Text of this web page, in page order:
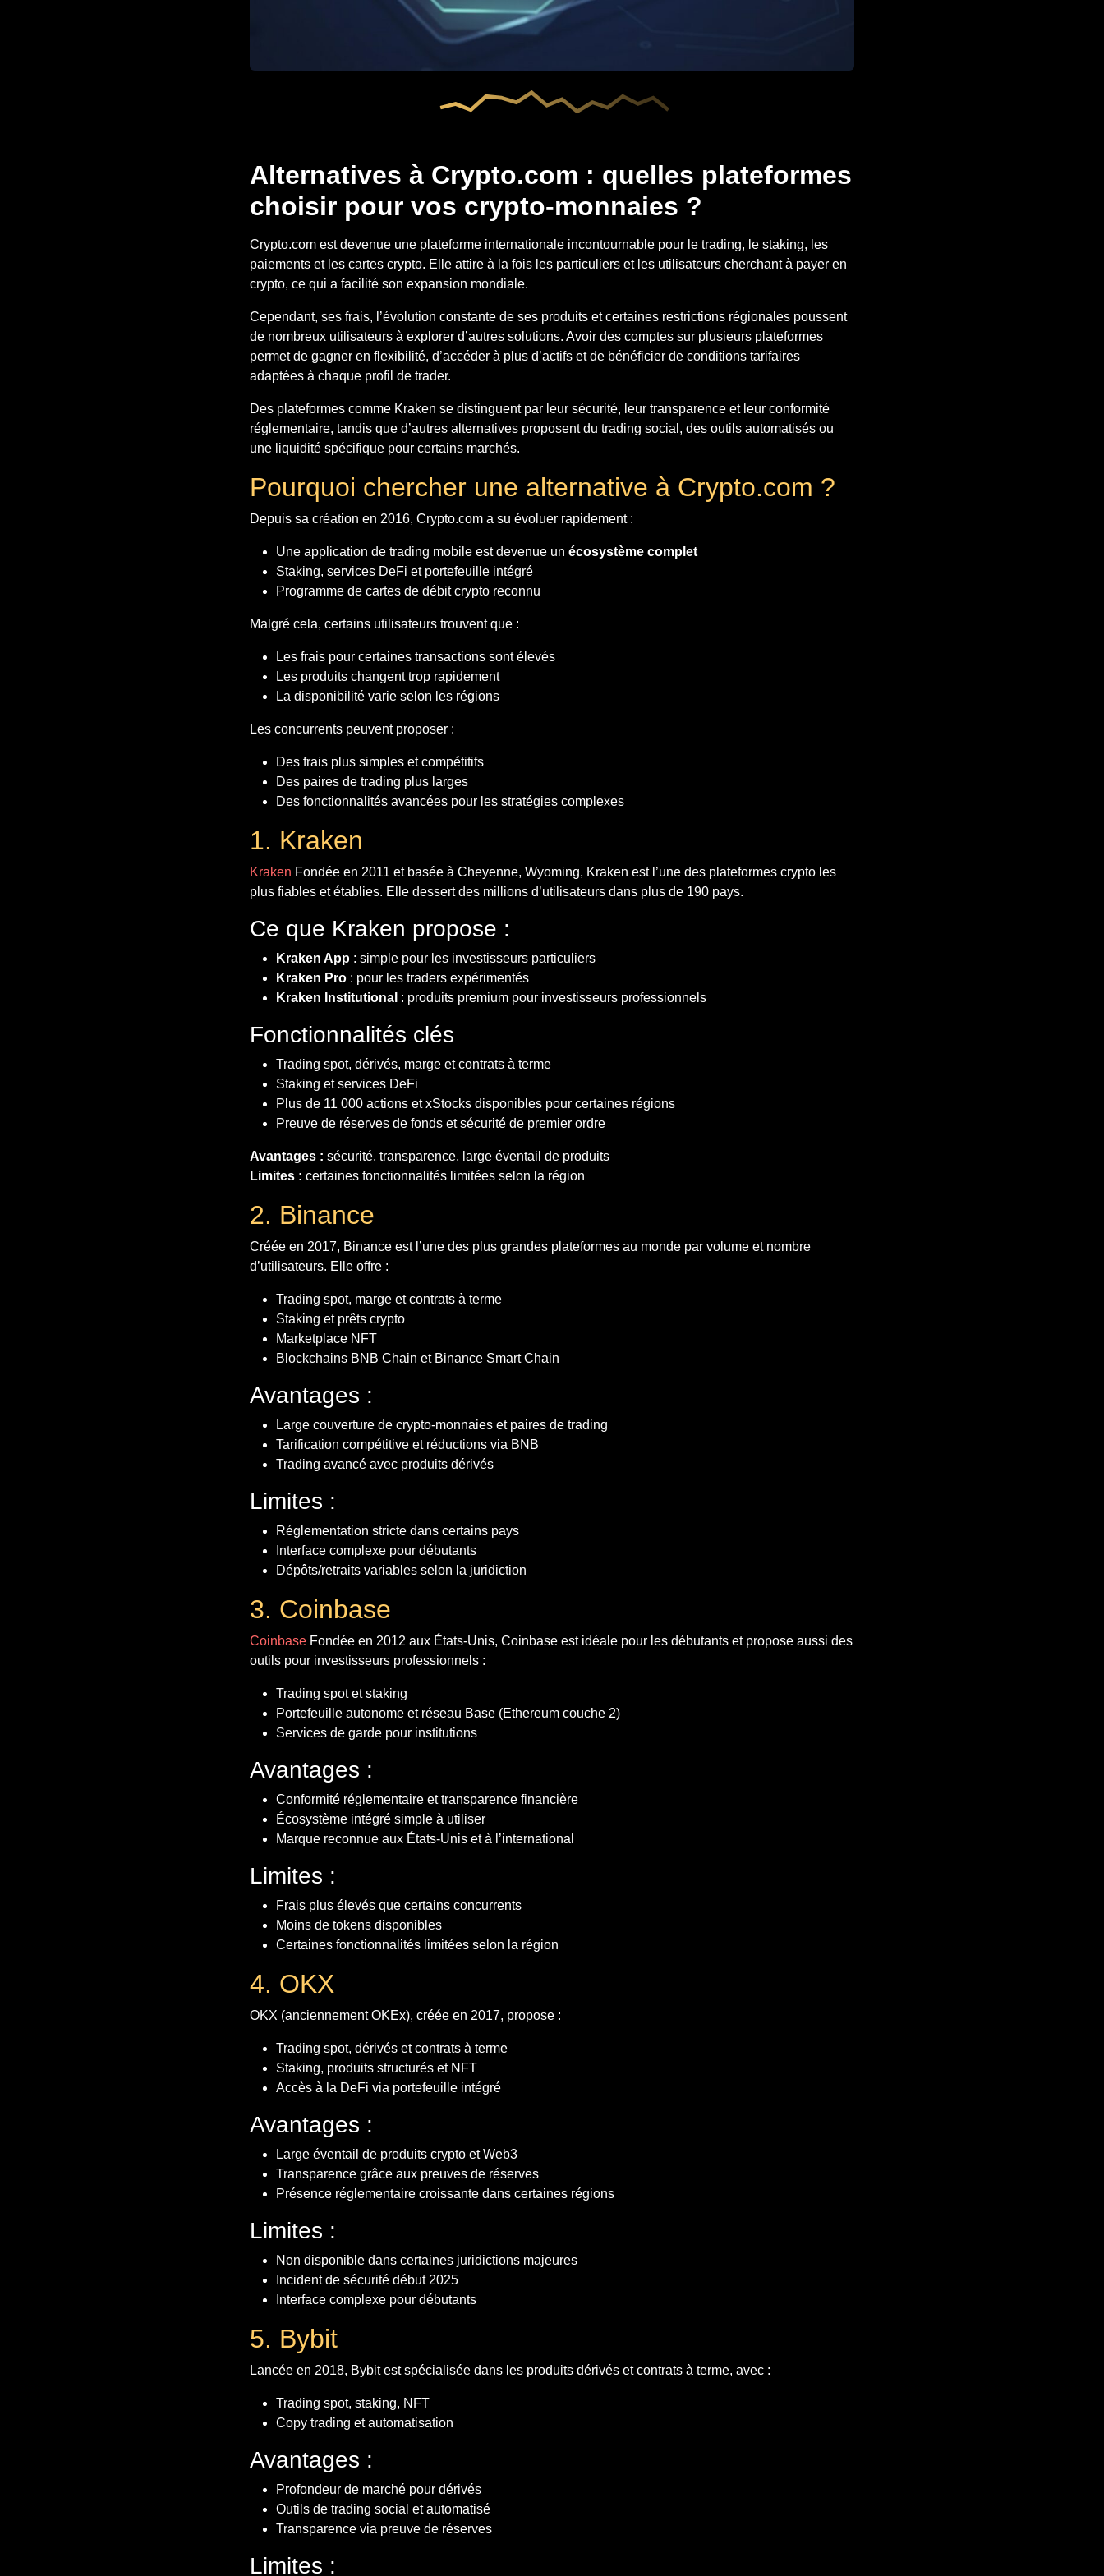
Alternatives à Crypto.com : quelles plateformes
choisir pour vos crypto-monnaies ?
Crypto.com est devenue une plateforme internationale incontournable pour le trading, le staking, les
paiements et les cartes crypto. Elle attire à la fois les particuliers et les utilisateurs cherchant à payer en
crypto, ce qui a facilité son expansion mondiale.
Cependant, ses frais, l’évolution constante de ses produits et certaines restrictions régionales poussent
de nombreux utilisateurs à explorer d’autres solutions. Avoir des comptes sur plusieurs plateformes
permet de gagner en flexibilité, d’accéder à plus d’actifs et de bénéficier de conditions tarifaires
adaptées à chaque profil de trader.
Des plateformes comme Kraken se distinguent par leur sécurité, leur transparence et leur conformité
réglementaire, tandis que d’autres alternatives proposent du trading social, des outils automatisés ou
une liquidité spécifique pour certains marchés.
Pourquoi chercher une alternative à Crypto.com ?
Depuis sa création en 2016, Crypto.com a su évoluer rapidement :
Une application de trading mobile est devenue un écosystème complet
Staking, services DeFi et portefeuille intégré
Programme de cartes de débit crypto reconnu
Malgré cela, certains utilisateurs trouvent que :
Les frais pour certaines transactions sont élevés
Les produits changent trop rapidement
La disponibilité varie selon les régions
Les concurrents peuvent proposer :
Des frais plus simples et compétitifs
Des paires de trading plus larges
Des fonctionnalités avancées pour les stratégies complexes
1. Kraken
Kraken Fondée en 2011 et basée à Cheyenne, Wyoming, Kraken est l’une des plateformes crypto les
plus fiables et établies. Elle dessert des millions d’utilisateurs dans plus de 190 pays.
Ce que Kraken propose :
Kraken App : simple pour les investisseurs particuliers
Kraken Pro : pour les traders expérimentés
Kraken Institutional : produits premium pour investisseurs professionnels
Fonctionnalités clés
Trading spot, dérivés, marge et contrats à terme
Staking et services DeFi
Plus de 11 000 actions et xStocks disponibles pour certaines régions
Preuve de réserves de fonds et sécurité de premier ordre
Avantages : sécurité, transparence, large éventail de produits
Limites : certaines fonctionnalités limitées selon la région
2. Binance
Créée en 2017, Binance est l’une des plus grandes plateformes au monde par volume et nombre
d’utilisateurs. Elle offre :
Trading spot, marge et contrats à terme
Staking et prêts crypto
Marketplace NFT
Blockchains BNB Chain et Binance Smart Chain
Avantages :
Large couverture de crypto-monnaies et paires de trading
Tarification compétitive et réductions via BNB
Trading avancé avec produits dérivés
Limites :
Réglementation stricte dans certains pays
Interface complexe pour débutants
Dépôts/retraits variables selon la juridiction
3. Coinbase
Coinbase Fondée en 2012 aux États-Unis, Coinbase est idéale pour les débutants et propose aussi des
outils pour investisseurs professionnels :
Trading spot et staking
Portefeuille autonome et réseau Base (Ethereum couche 2)
Services de garde pour institutions
Avantages :
Conformité réglementaire et transparence financière
Écosystème intégré simple à utiliser
Marque reconnue aux États-Unis et à l’international
Limites :
Frais plus élevés que certains concurrents
Moins de tokens disponibles
Certaines fonctionnalités limitées selon la région
4. OKX
OKX (anciennement OKEx), créée en 2017, propose :
Trading spot, dérivés et contrats à terme
Staking, produits structurés et NFT
Accès à la DeFi via portefeuille intégré
Avantages :
Large éventail de produits crypto et Web3
Transparence grâce aux preuves de réserves
Présence réglementaire croissante dans certaines régions
Limites :
Non disponible dans certaines juridictions majeures
Incident de sécurité début 2025
Interface complexe pour débutants
5. Bybit
Lancée en 2018, Bybit est spécialisée dans les produits dérivés et contrats à terme, avec :
Trading spot, staking, NFT
Copy trading et automatisation
Avantages :
Profondeur de marché pour dérivés
Outils de trading social et automatisé
Transparence via preuve de réserves
Limites :